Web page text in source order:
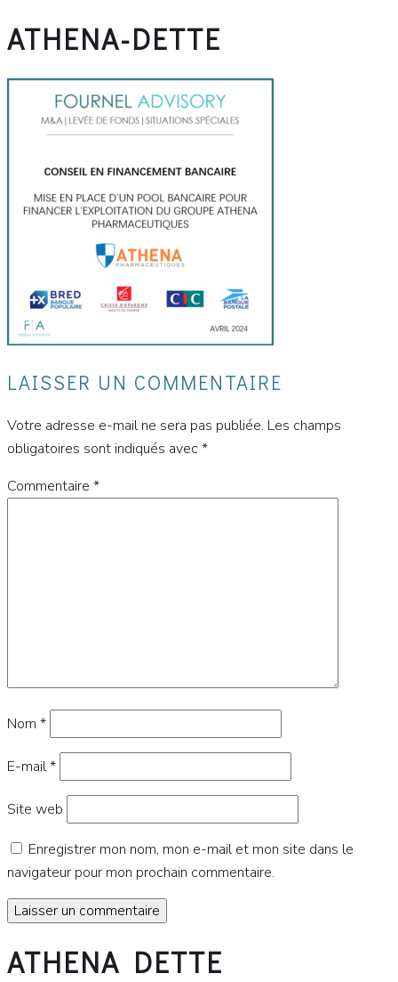
ATHENA-DETTE
LAISSER UN COMMENTAIRE
Votre adresse e-mail ne sera pas publiée. Les champs
obligatoires sont indiqués avec *
Commentaire *
Nom *
E-mail*
Site web
Enregistrer mon nom, mon e-mail et mon site dans le
navigateur pour mon prochain commentaire.
ATHENA DETTE